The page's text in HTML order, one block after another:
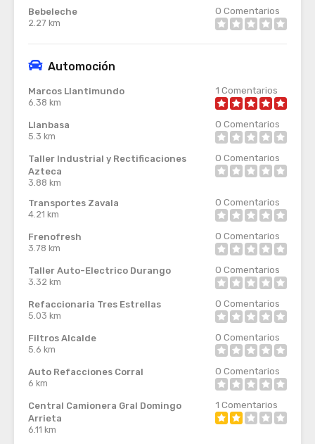
Bebeleche
2.27 km
0 Comentarios
Automoción
Marcos Llantimundo
6.38 km
1 Comentarios
Llanbasa
5.3 km
0 Comentarios
Taller Industrial y Rectificaciones
Azteca
3.88 km
0 Comentarios
Transportes Zavala
4.21 km
0 Comentarios
Frenofresh
3.78 km
0 Comentarios
Taller Auto-Electrico Durango
3.32 km
0 Comentarios
Refaccionaria Tres Estrellas
5.03 km
0 Comentarios
Filtros Alcalde
5.6 km
0 Comentarios
Auto Refacciones Corral
6 km
0 Comentarios
Central Camionera Gral Domingo
Arrieta
6.11 km
1 Comentarios